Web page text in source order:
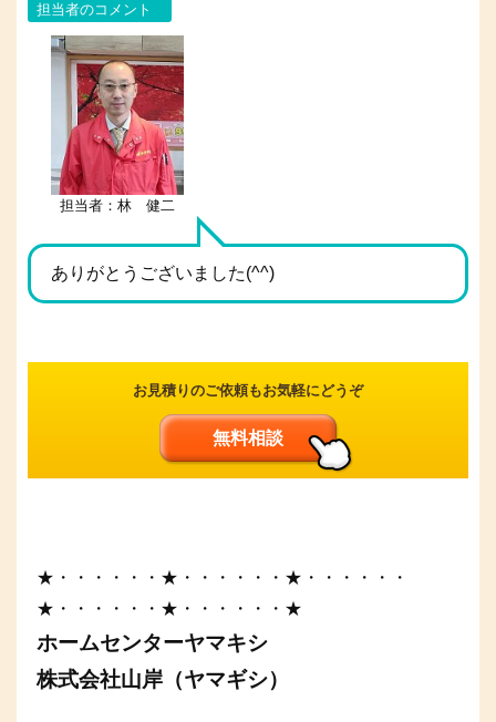
担当者のコメント
担当者：林 健二
ありがとうございました(^^)
お見積りのご依頼もお気軽にどうぞ
無料相談
★・・・・・・★・・・・・・★・・・・・・
★・・・・・・★・・・・・・★
ホームセンターヤマキシ
株式会社山岸（ヤマギシ）